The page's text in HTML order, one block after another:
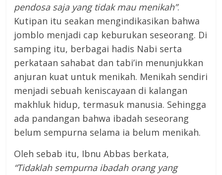
pendosa saja yang tidak mau menikah”.
Kutipan itu seakan mengindikasikan bahwa
jomblo menjadi cap keburukan seseorang. Di
samping itu, berbagai hadis Nabi serta
perkataan sahabat dan tabi’in menunjukkan
anjuran kuat untuk menikah. Menikah sendiri
menjadi sebuah keniscayaan di kalangan
makhluk hidup, termasuk manusia. Sehingga
ada pandangan bahwa ibadah seseorang
belum sempurna selama ia belum menikah.
Oleh sebab itu, Ibnu Abbas berkata,
“Tidaklah sempurna ibadah orang yang